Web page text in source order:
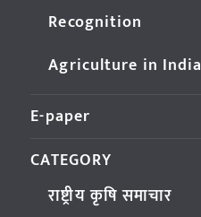
Recognition
Agriculture in India
E-paper
CATEGORY
राष्ट्रीय कृषि समाचार